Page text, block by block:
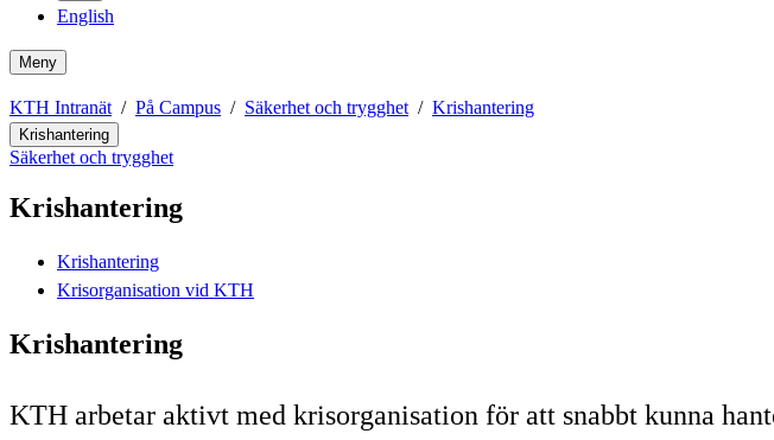
English
Meny
KTH Intranät På Campus Säkerhet och trygghet Krishantering
Krishantering
Säkerhet och trygghet
Krishantering
Krishantering
Krisorganisation vid KTH
Krishantering
KTH arbetar aktivt med krisorganisation för att snabbt kunna